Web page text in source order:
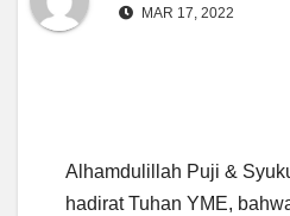
MAR 17, 2022
Alhamdulillah Puji &
hadirat Tuhan YME,